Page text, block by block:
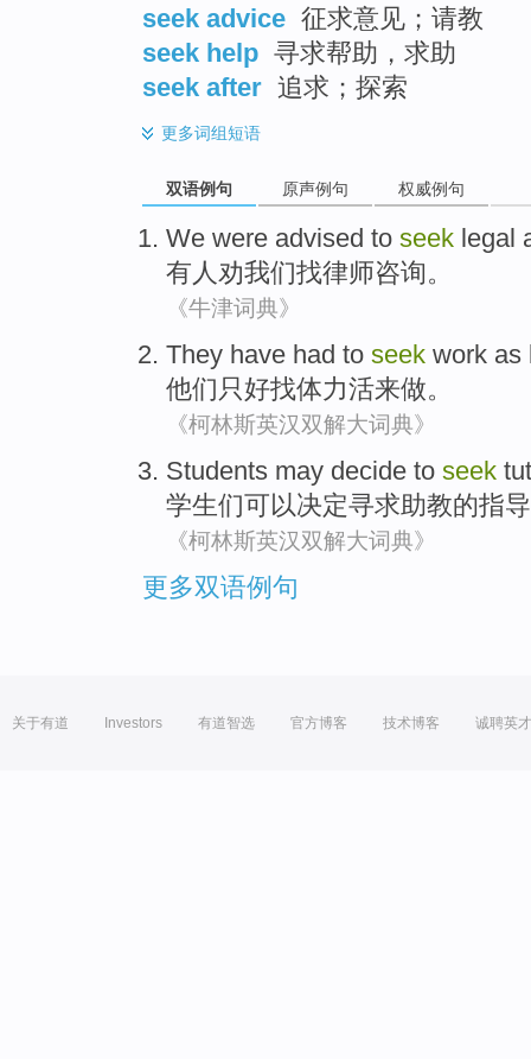
seek advice 征求意见；请教
seek help 寻求帮助，求助
seek after 追求；探索
更多词组短语
双语例句 原声例句 权威例句
We were advised to seek legal
有人劝我们找律师咨询。
《牛津词典》
They have had to seek work as
他们只好找体力活来做。
《柯林斯英汉双解大词典》
Students may decide to seek
学生们可以决定寻求助教的指导
《柯林斯英汉双解大词典》
更多双语例句
关于有道 Investors 有道智选 官方博客 技术博客 诚聘英才